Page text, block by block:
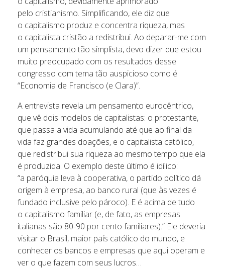
pelo cristianismo. Simplificando, ele diz que
o capitalismo produz e concentra riqueza, mas
o capitalista cristão a redistribui. Ao deparar-me com
um pensamento tão simplista, devo dizer que estou
muito preocupado com os resultados desse
congresso com tema tão auspicioso como é
“Economia de Francisco (e Clara)”.
A entrevista revela um pensamento eurocêntrico,
que vê dois modelos de capitalistas: o protestante,
que passa a vida acumulando até que ao final da
vida faz grandes doações, e o capitalista católico,
que redistribui sua riqueza ao mesmo tempo que ela
é produzida. O exemplo deste último é idílico:
“a paróquia leva à cooperativa, o partido político dá
origem à empresa, ao banco rural (que às vezes é
fundado inclusive pelo pároco). E é acima de tudo
o capitalismo familiar (e, de fato, as empresas
italianas são 80-90 por cento familiares).” Ele deveria
visitar o Brasil, maior país católico do mundo, e
conhecer os bancos e empresas que aqui operam e
ver o que fazem com seus lucros…